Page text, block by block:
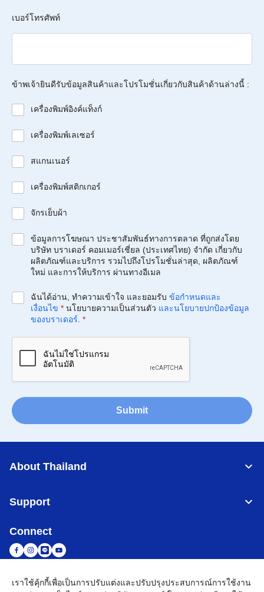
เบอร์โทรศัพท์
ข้าพเจ้ายินดีรับข้อมูลสินค้าและโปรโมชั่นเกี่ยวกับสินค้าด้านล่างนี้ :
เครื่องพิมพ์อิงค์แท็งก์
เครื่องพิมพ์เลเซอร์
สแกนเนอร์
เครื่องพิมพ์สติกเกอร์
จักรเย็บผ้า
ข้อมูลการโฆษณา ประชาสัมพันธ์ทางการตลาด ที่ถูกส่งโดย
บริษัท บราเดอร์ คอมเมอร์เชี่ยล (ประเทศไทย) จำกัด เกี่ยวกับ
ผลิตภัณฑ์และบริการ รวมไปถึงโปรโมชั่นล่าสุด, ผลิตภัณฑ์
ใหม่ และการให้บริการ ผ่านทางอีเมล
ฉันได้อ่าน, ทำความเข้าใจ และยอมรับ ข้อกำหนดและ
เงื่อนไข * นโยบายความเป็นส่วนตัว และนโยบายปกป้องข้อมูล
ของบราเดอร์ *
Submit
About Thailand
Support
Connect
เราใช้คุ้กกี้เพื่อเป็นการปรับแต่งและปรับปรุงประสบการณ์การใช้งาน